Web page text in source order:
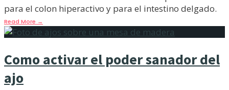
para el colon hiperactivo y para el intestino delgado.
Read More →
Como activar el poder sanador del
ajo